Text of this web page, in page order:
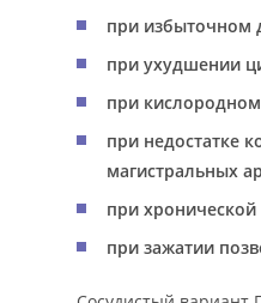
при избыточном
при ухудшении
при
при недостатке
магистральных
при
при зажатии